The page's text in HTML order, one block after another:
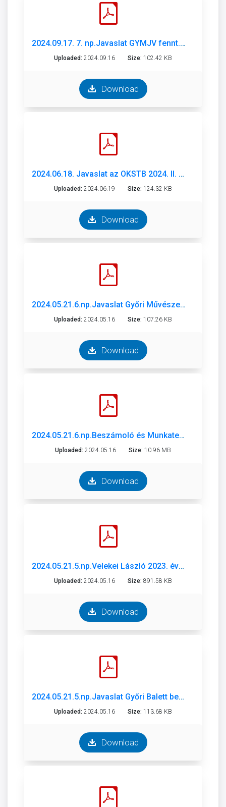
2024.09.17. 7. np.Javaslat GYMJV fennt.óvodák 2023-2024. évi szakmai beszámolóinak e....pdf
Uploaded: 2024.09.16 Size: 102.42 KB
Download
2024.06.18. Javaslat az OKSTB 2024. II. félévi üléseinek munkatervér.pdf
Uploaded: 2024.06.19 Size: 124.32 KB
Download
2024.05.21.6.np.Javaslat Győri Művészeti és Fesztiválközpont 2023 beszámoló 2024 munkaterv .pdf
Uploaded: 2024.05.16 Size: 107.26 KB
Download
2024.05.21.6.np.Beszámoló és Munkaterv 2024 _ Győri Művészeti és Fesztiválközpont.pdf
Uploaded: 2024.05.16 Size: 10.96 MB
Download
2024.05.21.5.np.Velekei László 2023. évi beszámoló és 2024. évi munkaterv.pdf
Uploaded: 2024.05.16 Size: 891.58 KB
Download
2024.05.21.5.np.Javaslat Győri Balett beszámoló 2023. és munkaterv 2024.pdf
Uploaded: 2024.05.16 Size: 113.68 KB
Download